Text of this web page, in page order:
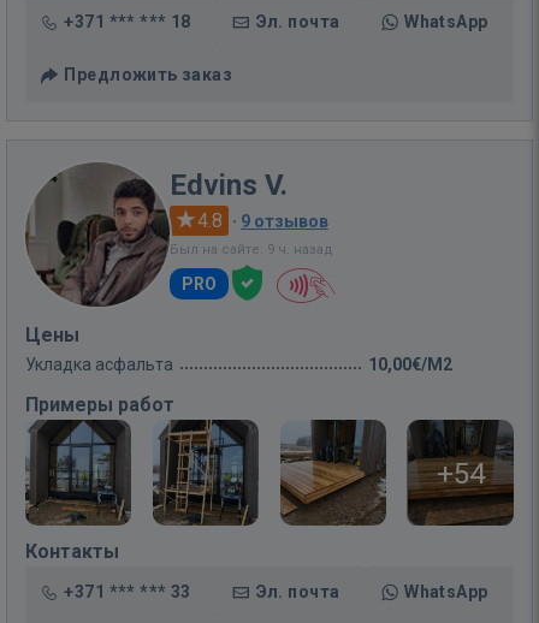
+371 *** *** 18 Эл. почта WhatsApp
Предложить заказ
Edvins V.
4.8 · 9 отзывов
Был на сайте: 9 ч. назад
PRO
Цены
Укладка асфальта 10,00€/M2
Примеры работ
+54
Контакты
+371 *** *** 33 Эл. почта WhatsApp